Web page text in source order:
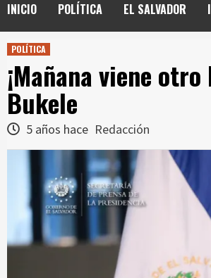
INICIO POLÍTICA EL SALVADOR
POLÍTICA
¡Mañana viene
Bukele
5 años hace Redacción